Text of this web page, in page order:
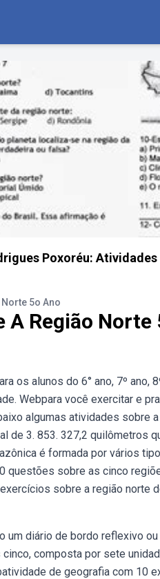
Poxoréu:
5o Ano
A Região Norte
os alunos do 6° ano, 7º ano,
Webpara você exercitar e
algumas atividades sobre
de 3. 853. 327,2 quilômetros
é formada por vários
questões sobre as cinco
sobre a região norte
diário de bordo reflexivo
composta por sete
de geografia com 10